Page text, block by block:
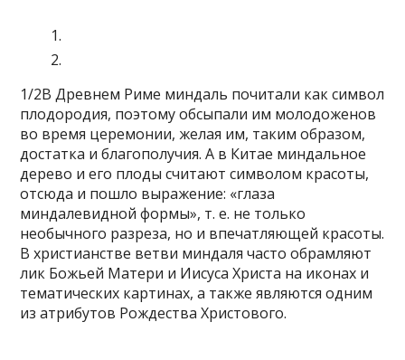
1/2В Древнем Риме миндаль почитали как символ
плодородия, поэтому обсыпали им молодоженов
во время церемонии, желая им, таким образом,
достатка и благополучия. А в Китае миндальное
дерево и его плоды считают символом красоты,
отсюда и пошло выражение: «глаза
миндалевидной формы», т. е. не только
необычного разреза, но и впечатляющей красоты.
В христианстве ветви миндаля часто обрамляют
лик Божьей Матери и Иисуса Христа на иконах и
тематических картинах, а также являются одним
из атрибутов Рождества Христового.